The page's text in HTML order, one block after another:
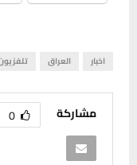
اخبار العراق
مشاركة 0